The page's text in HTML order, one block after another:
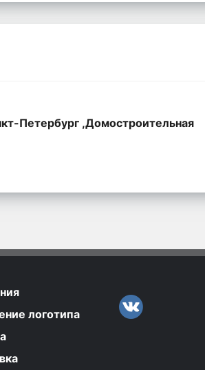
Петербург ,Домостроительная
логотипа